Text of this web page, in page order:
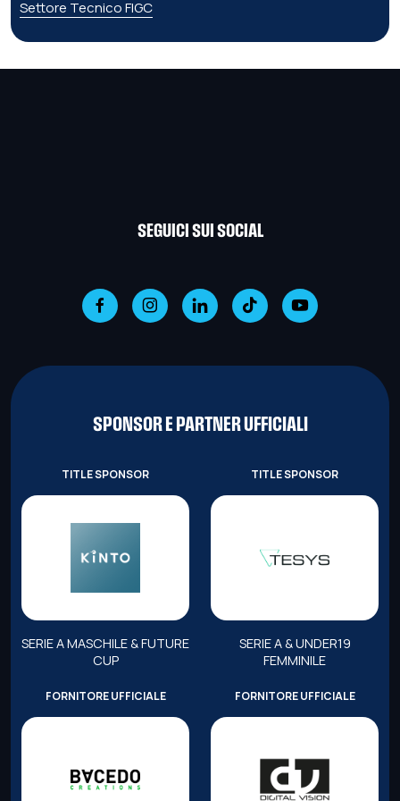
Settore Tecnico FIGC
SEGUICI SUI SOCIAL
SPONSOR E PARTNER UFFICIALI
TITLE SPONSOR
SERIE A MASCHILE & FUTURE
CUP
TITLE SPONSOR
SERIE A & UNDER19
FEMMINILE
FORNITORE UFFICIALE FORNITORE UFFICIALE